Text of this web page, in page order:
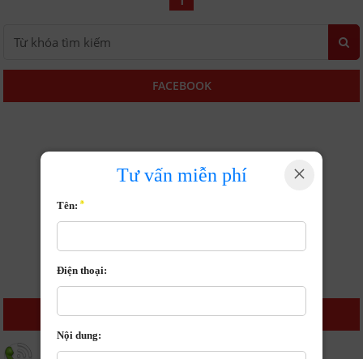
Tư vấn miễn phí ×
Tên:
Điện thoại:
Nội dung:
FACEBOOK
LIÊN HỆ GIA SƯ GIỎI NHẤT
Tư vấn học sinh, sinh viên